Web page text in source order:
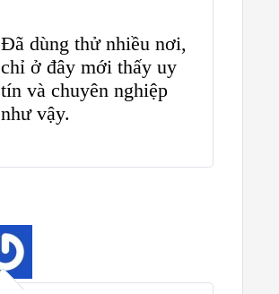
Đã dùng thử nhiều nơi,
chỉ ở đây mới thấy uy
tín và chuyên nghiệp
như vậy.